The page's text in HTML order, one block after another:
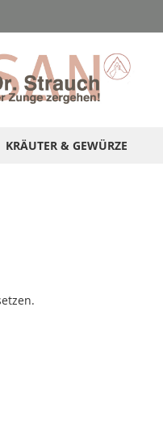
KRÄUTER & GEWÜRZE